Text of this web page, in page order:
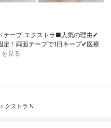
テープ エクストラ■人気の理由✔
！両面テープで1日キープ✔医療
見る
クストラ N